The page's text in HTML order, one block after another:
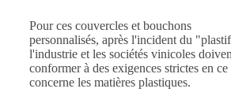
Pour ces couvercles et bouchons
personnalisés, après l'incident du
l'industrie et les sociétés vinicoles
conformer à des exigences strictes en ce
concerne les matières plastiques.